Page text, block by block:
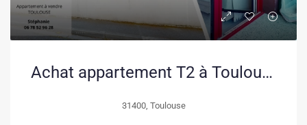
Achat appartement T2 à Toulouse proche Rangueil avec parking et balcon
31400, Toulouse